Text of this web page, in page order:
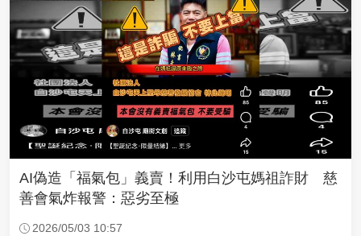
AI偽造「福氣包」義賣！利用白沙屯媽祖詐財 慈
善會氣炸報警：惡劣至極
2026/05/03 10:57